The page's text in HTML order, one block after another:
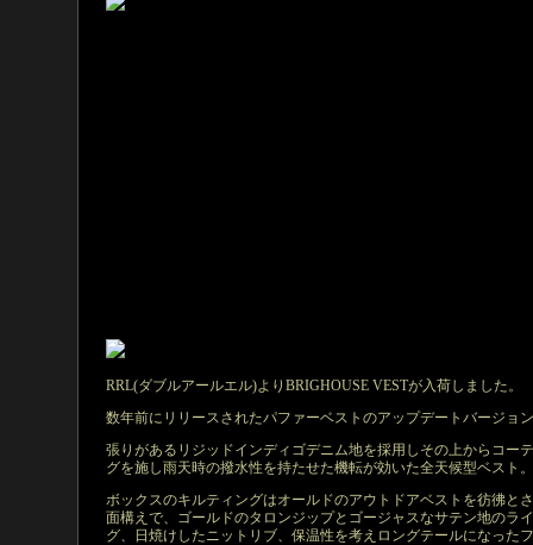
RRL(ダブルアールエル)よりBRIGHOUSE VESTが入荷しました。
数年前にリリースされたパファーベストのアップデートバージョ
張りがあるリジッドインディゴデニム地を採用しその上からコー
グを施し雨天時の撥水性を持たせた機転が効いた全天候型ベスト。
ボックスのキルティングはオールドのアウトドアベストを彷彿と
面構えで、ゴールドのタロンジップとゴージャスなサテン地のラ
グ、日焼けしたニットリブ、保温性を考えロングテールになった